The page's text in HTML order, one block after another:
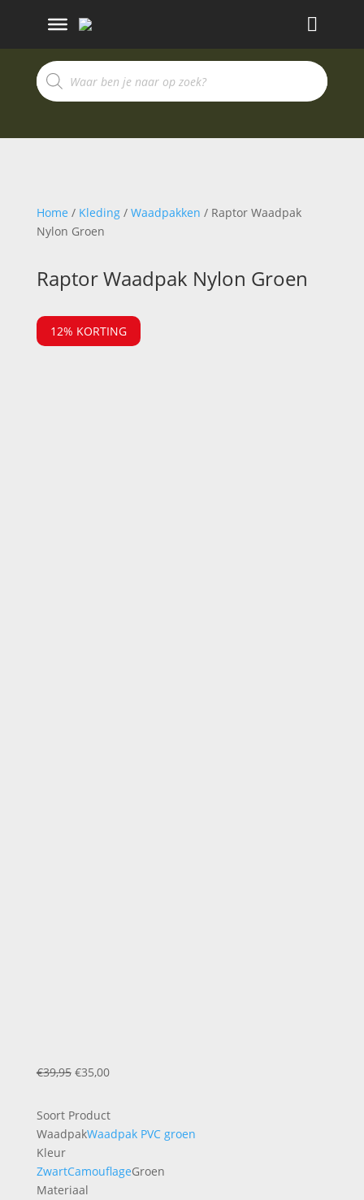
Recherche
de
produits
Home / Kleding/ Waadpakken / Raptor Waadpak
Nylon Groen
Raptor Waadpak Nylon Groen
12% KORTING
€39,95 Le
initial
était :
€35,00Le
actuel
est :
€35,00.
Soort Product
WaadpakWaadpak PVC groen
Kleur
ZwartCamouflageGroen
Materiaal